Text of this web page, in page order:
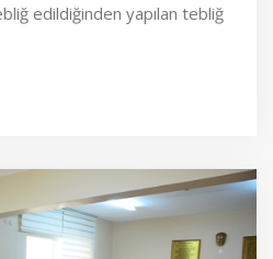
edildiğinden yapılan tebliğ